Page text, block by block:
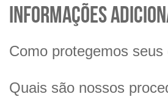
Informações
Como protegemos seus
Quais são nossos